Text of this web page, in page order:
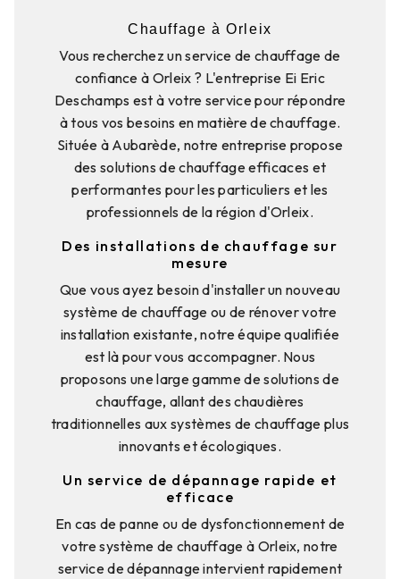
Chauffage à Orleix
Vous recherchez un service de chauffage de
confiance à Orleix ? L'entreprise Ei Eric
Deschamps est à votre service pour répondre
à tous vos besoins en matière de chauffage.
Située à Aubarède, notre entreprise propose
des solutions de chauffage efficaces et
performantes pour les particuliers et les
professionnels de la région d'Orleix.
Des installations de chauffage sur
mesure
Que vous ayez besoin d'installer un nouveau
système de chauffage ou de rénover votre
installation existante, notre équipe qualifiée
est là pour vous accompagner. Nous
proposons une large gamme de solutions de
chauffage, allant des chaudières
traditionnelles aux systèmes de chauffage plus
innovants et écologiques.
Un service de dépannage rapide et
efficace
En cas de panne ou de dysfonctionnement de
votre système de chauffage à Orleix, notre
service de dépannage intervient rapidement